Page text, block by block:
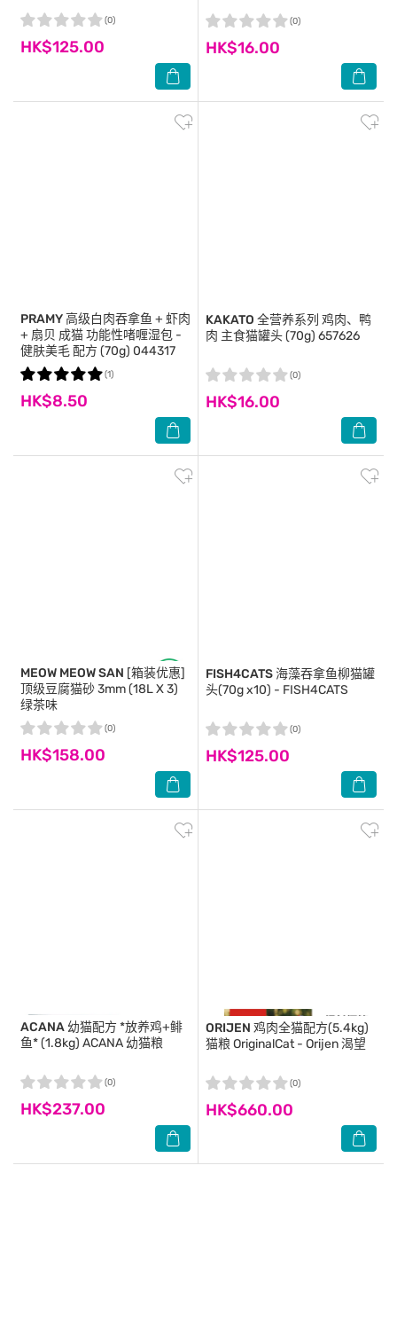
HK$125.00
(0)
HK$16.00
(0)
PRAMY高级白肉吞拿鱼 + 虾肉
+ 扇贝 成猫 功能性啫喱湿包 -
健肤美毛 配方 (70g) 044317
HK$8.50
(1)
KAKATO 全营养系列 鸡肉、鸭
肉 主食猫罐头 (70g) 657626
HK$16.00
(0)
MEOW MEOW SAN [箱装优惠]
顶级豆腐猫砂 3mm (18L X 3)
绿茶味
HK$158.00
(0)
FISH4CATS海藻吞拿鱼柳猫罐
头(70g x10) - FISH4CATS
HK$125.00
(0)
ACANA 幼猫配方 *放养鸡+鲱
鱼* (1.8kg) ACANA 幼猫粮
HK$237.00
(0)
ORIJEN 鸡肉全猫配方(5.4kg)
猫粮 OriginalCat - Orijen 渴望
HK$660.00
(0)